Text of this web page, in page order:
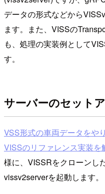
データの形式などから
ます。また、VISSの
も、処理の実装例として
す。
サーバーのセット
VSS形式の車両データをや
VISSのリファレンス実装を
様に、VISSRをクローンし
vissv2serverを起動します。